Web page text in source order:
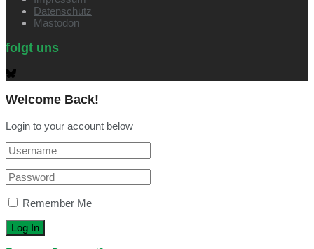
Datenschutz
Mastodon
folgt uns
Welcome Back!
Login to your account below
Remember Me